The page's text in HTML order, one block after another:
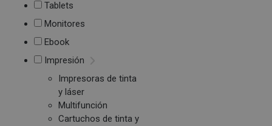
Tablets
Monitores
Ebook
Impresión
Impresoras de tinta
y láser
Multifunción
Cartuchos de tinta y